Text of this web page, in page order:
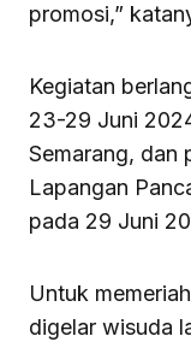
promosi,”
Kegiatan
23-29 Juni
Semarang, dan
Lapangan
pada 29 Juni
Untuk
digelar wisuda